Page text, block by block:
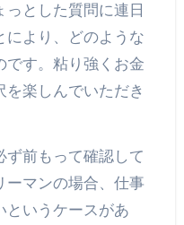
とした質問に連日
により、どのような
です。粘り強くお金
楽しんでいただき
ず前もって確認して
ーマンの場合、仕事
というケースがあ